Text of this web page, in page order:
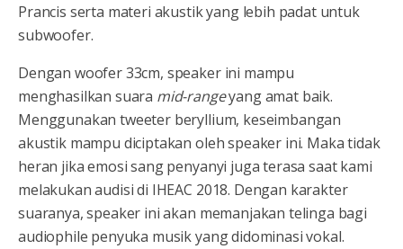
Prancis serta materi akustik yang lebih padat untuk
subwoofer.
Dengan woofer 33cm, speaker ini mampu
menghasilkan suara mid-rangeyang amat baik.
Menggunakan tweeter beryllium, keseimbangan
akustik mampu diciptakan oleh speaker ini. Maka tidak
heran jika emosi sang penyanyi juga terasa saat kami
melakukan audisi di IHEAC 2018. Dengan karakter
suaranya, speaker ini akan memanjakan telinga bagi
audiophile penyuka musik yang didominasi vokal.